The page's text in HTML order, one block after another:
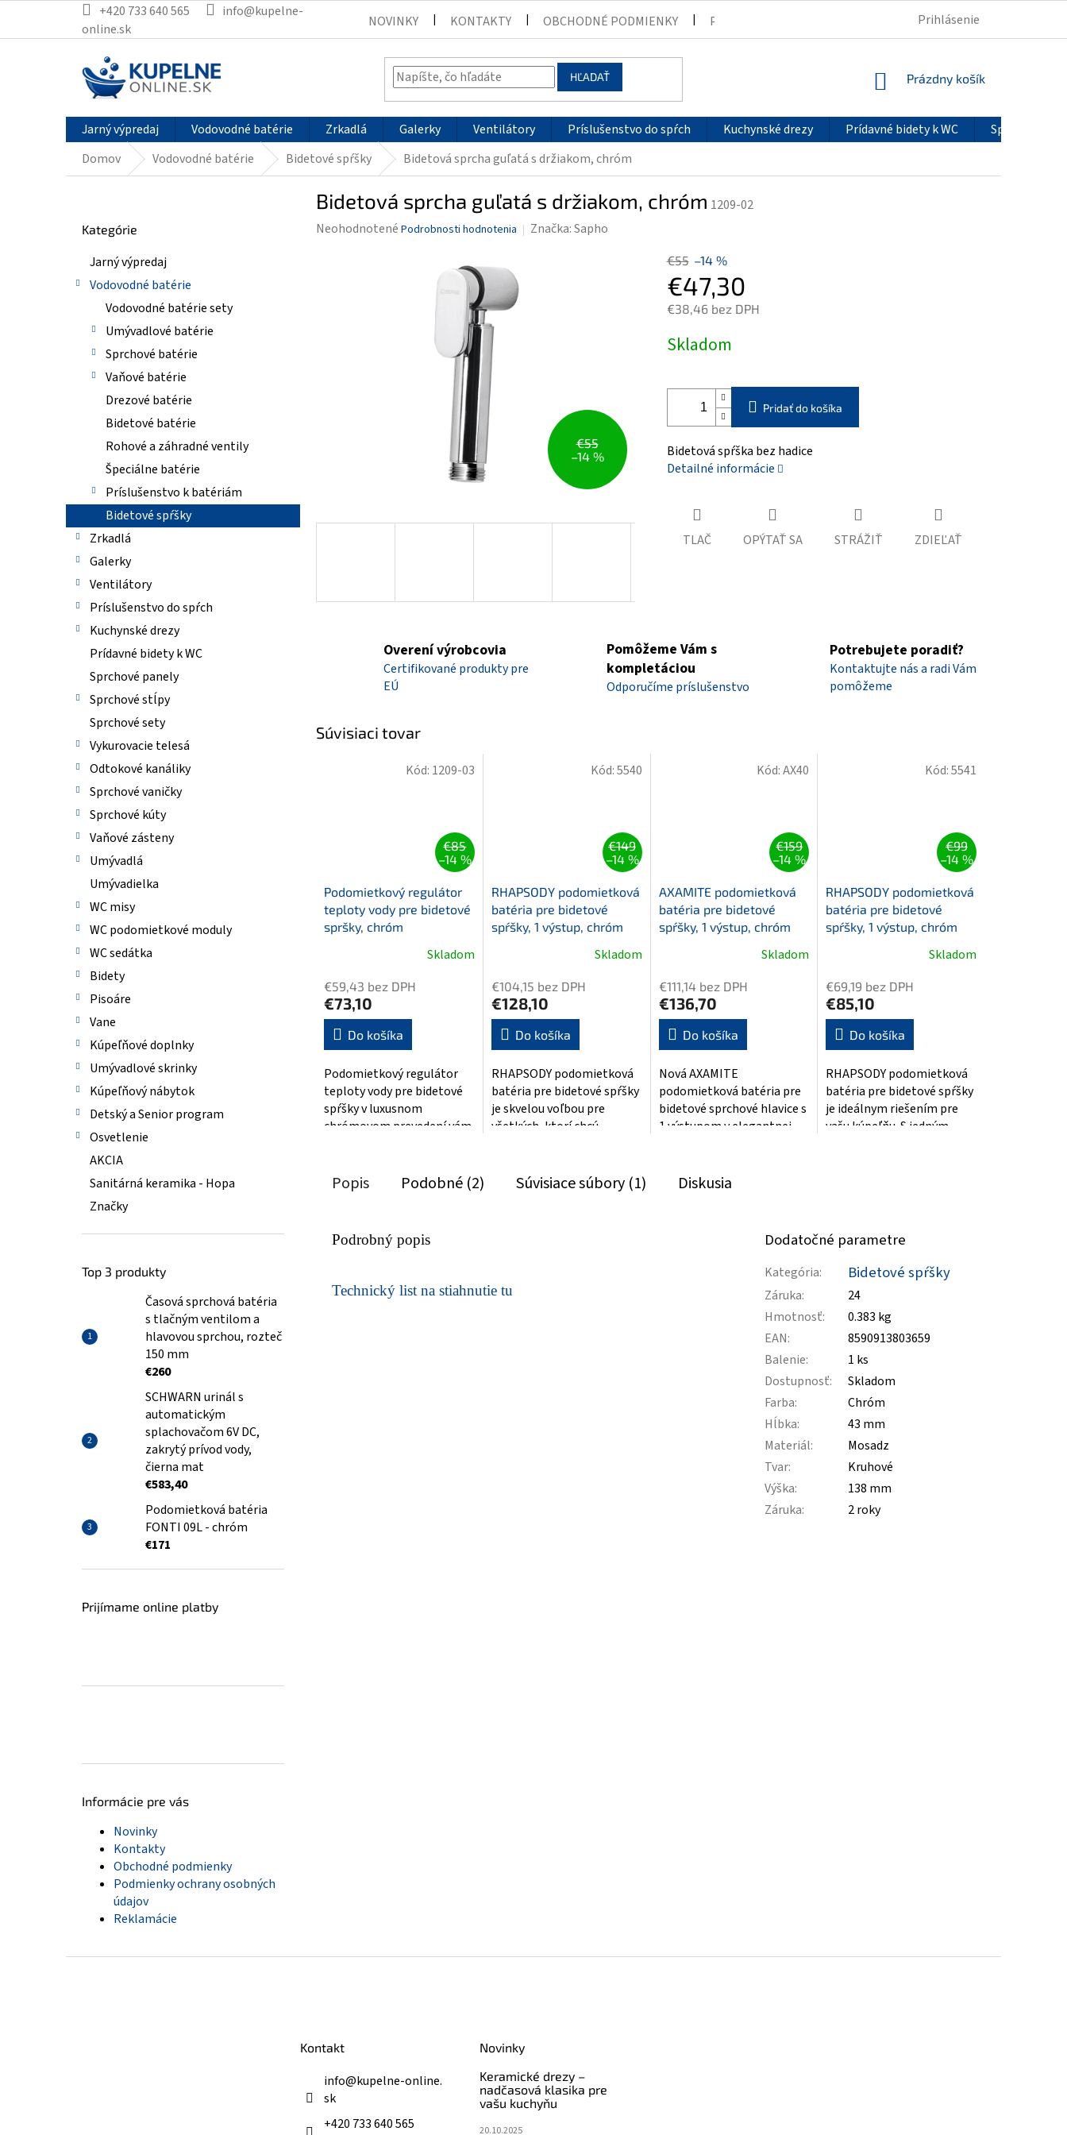
obsah
+420 733 640 565
info@kupelne-
online.sk
NOVINKY KONTAKTY OBCHODNÉ PODMIENKY PODMIENKY OCHRANY OSOBNÝCH ÚDAJOV REKLAMÁCIE
Prihlásenie
HĽADAŤ
NÁKUPNÝ
Prázdny košík
Jarný výpredaj Vodovodné batérie Zrkadlá Galerky Ventilátory Príslušenstvo do spŕch Kuchynské drezy Prídavné bidety k WC
Sprchové
Domov
Vodovodné batérie Bidetové spŕšky Bidetová sprcha guľatá s držiakom, chróm
kategórie
Kategórie
Jarný výpredaj
Vodovodné batérie
Vodovodné batérie sety
Umývadlové batérie
Sprchové batérie
Vaňové batérie
Drezové batérie
Bidetové batérie
Rohové a záhradné ventily
Špeciálne batérie
Príslušenstvo k batériám
Bidetové spŕšky
Zrkadlá
Galerky
Ventilátory
Príslušenstvo do spŕch
Kuchynské drezy
Prídavné bidety k WC
Sprchové panely
Sprchové stĺpy
Sprchové sety
Vykurovacie telesá
Odtokové kanáliky
Sprchové vaničky
Sprchové kúty
Vaňové zásteny
Umývadlá
Umývadielka
WC misy
WC podomietkové moduly
WC sedátka
Bidety
Pisoáre
Vane
Kúpeľňové doplnky
Umývadlové skrinky
Kúpeľňový nábytok
Detský a Senior program
Osvetlenie
AKCIA
Sanitárná keramika - Hopa
Značky
Top 3 produkty
Časová sprchová batéria
s tlačným ventilom a
hlavovou sprchou, rozteč
150 mm
€260
SCHWARN urinál s
automatickým
splachovačom 6V DC,
zakrytý prívod vody,
čierna mat
€583,40
Podomietková batéria
FONTI 09L - chróm
€171
Prijímame online platby
Informácie pre vás
Novinky
Kontakty
Obchodné podmienky
Podmienky ochrany osobných
údajov
Reklamácie
Bidetová sprcha guľatá s držiakom, chróm 1209-02
Priemerné
Neohodnotené Podrobnosti hodnotenia Značka:Sapho
€55
–14 %
€55 –14 %
€47,30
€38,46 bez DPH
cena:
Skladom
Pridať do košíka
Bidetová spŕška bez hadice
Detailné informácie
TLAČ OPÝTAŤ SA STRÁŽIŤ ZDIEĽAŤ
Overení výrobcovia
Certifikované produkty pre
EÚ
Pomôžeme Vám s
kompletáciou
Odporučíme príslušenstvo
Potrebujete poradiť?
Kontaktujte nás a radi Vám
pomôžeme
Súvisiaci tovar
€85
–14 %
Podomietkový regulátor
teploty vody pre bidetové
spršky, chróm
Skladom
€59,43 bez DPH
€73,10
Do košíka
Podomietkový regulátor
teploty vody pre bidetové
spŕšky v luxusnom
chrómovom prevedení vám
Kód: 1209-03
€149
–14 %
RHAPSODY podomietková
batéria pre bidetové
spŕšky, 1 výstup, chróm
Skladom
€104,15 bez DPH
€128,10
Do košíka
RHAPSODY podomietková
batéria pre bidetové spŕšky
je skvelou voľbou pre
všetkých, ktorí chcú
Kód:5540
€159
–14 %
AXAMITE podomietková
batéria pre bidetové
spŕšky, 1 výstup, chróm
Skladom
€111,14 bez DPH
€136,70
Do košíka
Nová AXAMITE
podomietková batéria pre
bidetové sprchové hlavice s
1 výstupom v elegantnej
vašu...
Kód:AX40
€99
–14 %
RHAPSODY podomietková
batéria pre bidetové
spŕšky, 1 výstup, chróm
Skladom
€69,19 bez DPH
€85,10
Do košíka
RHAPSODY podomietková
batéria pre bidetové spŕšky
je ideálnym riešením pre
vašu kúpeľňu. S jedným
Kód:5541
Popis Podobné (2) Súvisiace súbory (1) Diskusia
Podrobný popis
Technický list na stiahnutie tu
Dodatočné parametre
Kategória: Bidetové spŕšky
Záruka:
24
Hmotnosť:
0.383 kg
EAN:
8590913803659
Balenie:
1 ks
Dostupnosť:
Skladom
Farba:
Chróm
Hĺbka:
43 mm
Materiál:
Mosadz
Tvar:
Kruhové
Výška:
138 mm
Záruka: 2 roky
Kontakt
info@kupelne-online.
sk
+420 733 640 565
Novinky
Keramické drezy –
nadčasová klasika pre
vašu kuchyňu
20.10.2025